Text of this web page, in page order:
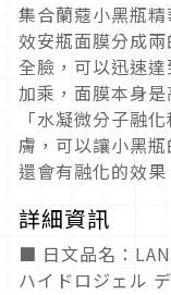
集合蘭蔻小黑瓶
效安瓶面膜分成
全臉，可以迅速
加乘，面膜本身
「水凝微分子融
膚，可以讓小黑
還會有融化的效
詳細資訊
■ 日文品名：
ハイドロジェル